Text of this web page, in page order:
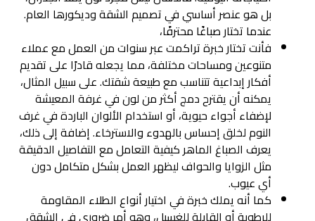
بل هو عنصر أساسي في تصميم الشقة وديكورها العام.
عندما تختار صباغًا محترفًا،
فأنت تختار خبرة تراكمت عبر سنوات من العمل مع عملاء
متنوعين ومساحات مختلفة، مما يجعله قادرًا على تقديم
أفكار إبداعية تتناسب مع طبيعة شقتك. على سبيل المثال،
يمكنه أن يقترح دمج أكثر من لون في غرفة المعيشة
لإضفاء أجواء حيوية، أو استخدام الألوان الباردة في غرف
النوم لخلق إحساس بالهدوء والاسترخاء. إضافة إلى ذلك،
يعرف الصباغ الماهر كيفية التعامل مع التفاصيل الدقيقة
مثل الزوايا والحواف ليظهر العمل بشكل متكامل دون
أي عيوب.
كما أنه يملك خبرة في اختيار أنواع الطلاء المقاومة
للرطوبة أو القابلة للغسيل، وهو أمر ضروري في الشقق